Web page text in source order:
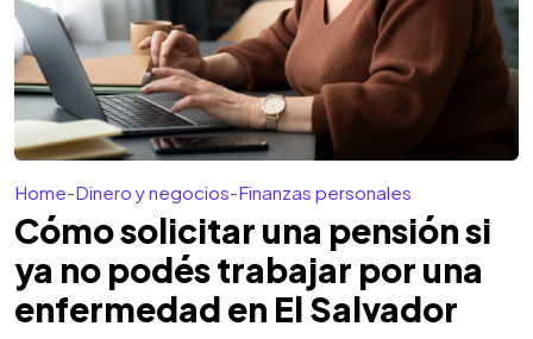
Home-Dinero y negocios-Finanzas personales
Cómo solicitar una pensión si
ya no podés trabajar por una
enfermedad en El Salvador